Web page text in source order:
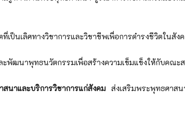
เป็นเลิศทางวิชาการและวิชาชีพเพื่อการดำรงชีวิตในสังค
ะพัฒนาพุทธนวัตกรรมเพื่อสร้างความเข็มแข็งให้กับคณะ
าและบริการวิชาการแก่สังคมส่งเสริมพระพุทธศาสน